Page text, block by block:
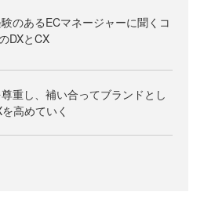
のあるECマネージャーに聞くコ
DXとCX
重し、補い合ってブランドとし
高めていく